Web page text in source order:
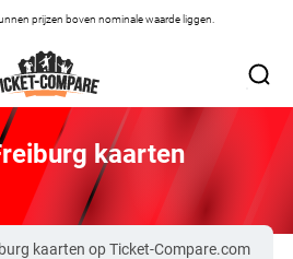
prijzen boven nominale waarde liggen.
kaarten
kaarten op Ticket-Compare.com